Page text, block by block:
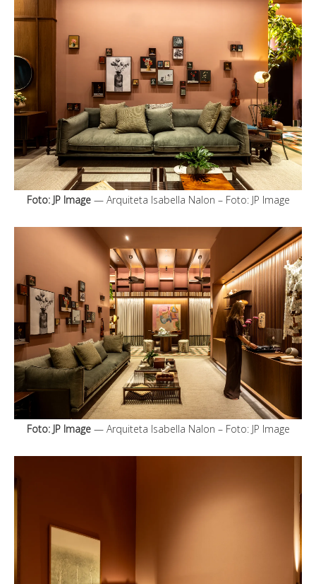
Foto: JP Image— Arquiteta Isabella Nalon – Foto: JP Image
Foto: JP Image— Arquiteta Isabella Nalon – Foto: JP Image